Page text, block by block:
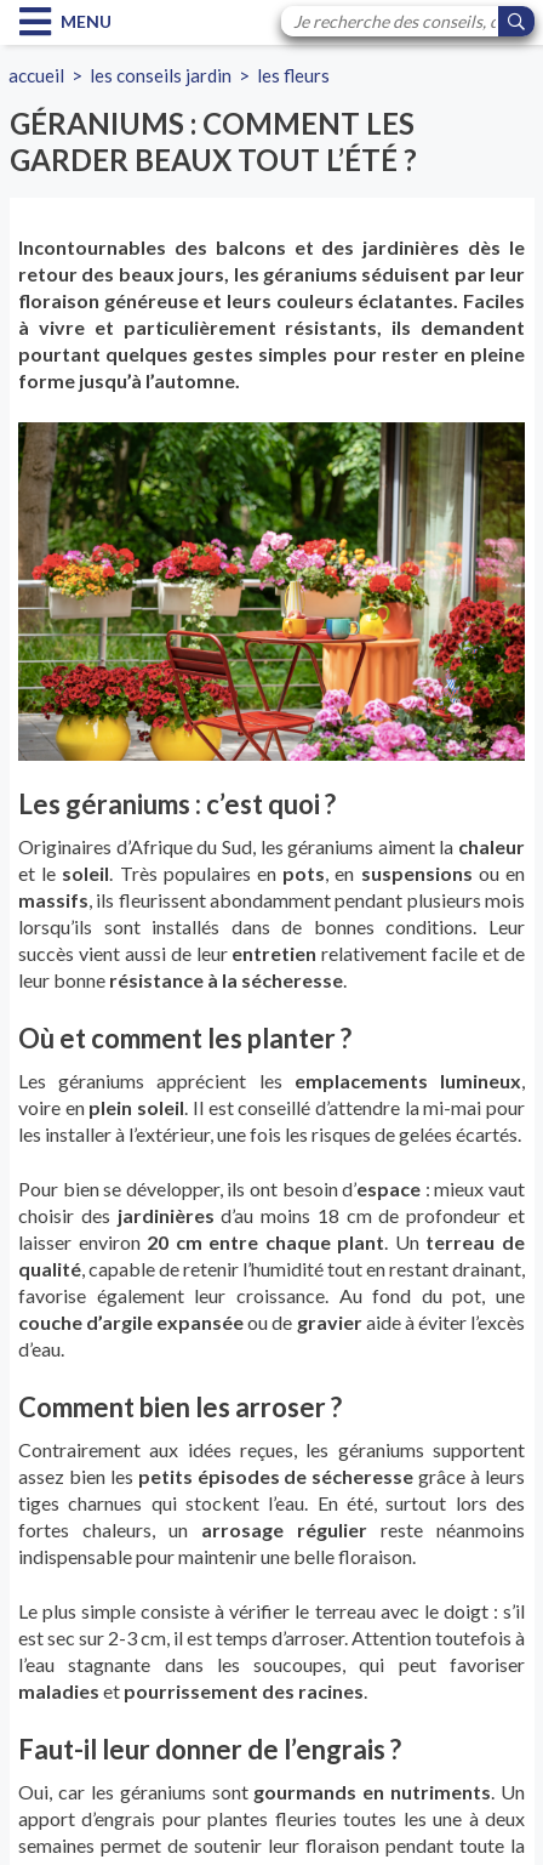
MENU
accueil > les conseils jardin > les fleurs
GÉRANIUMS : COMMENT LES
GARDER BEAUX TOUT L’ÉTÉ ?
Incontournables des balcons et des jardinières dès le
retour des beaux jours, les géraniums séduisent par leur
floraison généreuse et leurs couleurs éclatantes. Faciles
à vivre et particulièrement résistants, ils demandent
pourtant quelques gestes simples pour rester en pleine
forme jusqu’à l’automne.
Les géraniums : c’est quoi ?
Originaires d’Afrique du Sud, les géraniums aiment la chaleur
et le soleil . Très populaires en pots , en suspensions ou en
massifs , ils fleurissent abondamment pendant plusieurs mois
lorsqu’ils sont installés dans de bonnes conditions. Leur
succès vient aussi de leur entretien relativement facile et de
leur bonne résistance à la sécheresse
Où et comment les planter ?
Les géraniums apprécient les emplacements lumineux
voire en plein soleil . Il est conseillé d’attendre la mi-mai pour
les installer à l’extérieur, une fois les risques de gelées écartés.
Pour bien se développer, ils ont besoin d’espace : mieux vaut
choisir des jardinières d’au moins 18 cm de profondeur et
laisser environ 20 cm entre chaque plant . Un terreau de
qualité , capable de retenir l’humidité tout en restant drainant,
favorise également leur croissance. Au fond du pot, une
couche d’argile expanséeou de gravieraide à éviter l’excès
d’eau.
Comment bien les arroser ?
Contrairement aux idées reçues, les géraniums supportent
assez bien les petits épisodes de sécheresse grâce à leurs
tiges charnues qui stockent l’eau. En été, surtout lors des
fortes chaleurs, un arrosage régulier reste néanmoins
indispensable pour maintenir une belle floraison.
Le plus simple consiste à vérifier le terreau avec le doigt : s’il
est sec sur 2-3 cm, il est temps d’arroser. Attention toutefois à
l’eau stagnante dans les soucoupes, qui peut favoriser
maladies et pourrissement des racines
Faut-il leur donner de l’engrais ?
Oui, car les géraniums sont gourmands en nutriments . Un
apport d’engrais pour plantes fleuries toutes les une à deux
semaines permet de soutenir leur floraison pendant toute la